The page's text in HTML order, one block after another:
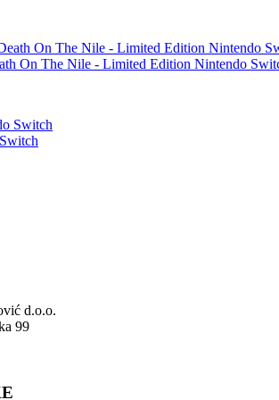
On The Nile - Limited Edition Nintendo
d.o.o.
99